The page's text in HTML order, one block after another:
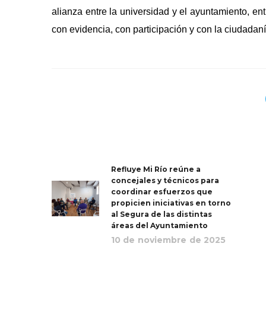
alianza entre la universidad y el ayuntamiento,
con evidencia, con participación y con la ciudadaní
Refluye Mi Río reúne a
concejales y técnicos para
coordinar esfuerzos que
propicien iniciativas en torno
al Segura de las distintas
áreas del Ayuntamiento
10 de noviembre de 2025